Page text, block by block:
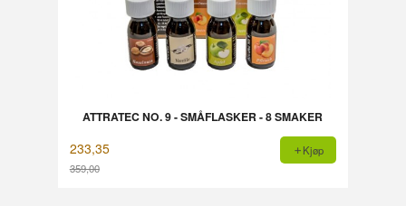
ATTRATEC NO. 9 - SMÅFLASKER - 8 SMAKER
233,35
359,00
Kjøp